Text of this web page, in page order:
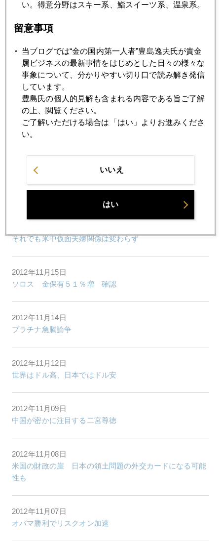
金、プラチナ急騰
ドバイ行き機上ネットでブログ更新
2012年11月21日
安倍金高 加速する元官僚の金買い
2012年11月20日
それでも米中仮面夫婦関係は変わらず
2012年11月15日
ソロス 金保有５１％増 確認
2012年11月14日
プラチナ急騰論争
2012年11月12日
世界はドル高、日本ではドル安
2012年11月09日
中国が密かに注目する二宮尊徳
2012年11月08日
米国の財政の崖 日本の領土問題の外交カードになる可能
性も
2012年11月07日
オバマ勝利でリスクオン加速
い。得意分野はスキー系、鮨スイーツ系、温泉系。
留意事項
当ブログでは“金の国内第一人者”豊島逸夫氏が貴金
属ビジネスの最新事情をはじめとした日々の様々な
事象について、分かりやすい切り口で読み解き発信
しています。
豊島氏の個人的見解も含まれる内容である旨ご了解
の上、閲覧ください。
ご了解いただける場合は「はい」よりお進みくださ
い。
いいえ
はい